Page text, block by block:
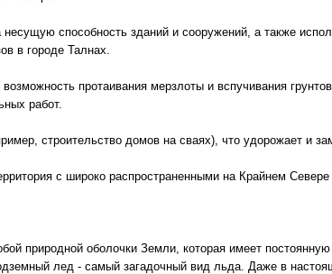
способность зданий и сооружений, а также
в городе Талнах.
протаивания мерзлоты и вспучивания
работ.
строительство домов на сваях), что удорожает и
с широко распространенными на Крайнем
природной оболочки Земли, которая имеет
лед - самый загадочный вид льда. Даже в